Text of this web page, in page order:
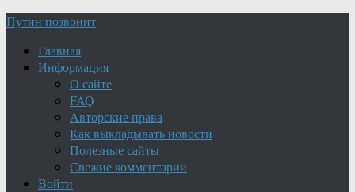
Путин позвонит
Главная
Информация
О сайте
FAQ
Авторские права
Как выкладывать новости
Полезные сайты
Свежие комментарии
Войти